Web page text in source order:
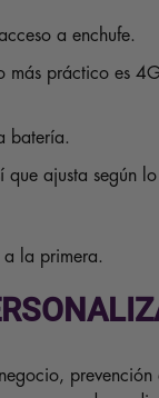
a enchufe.
más práctico es
batería.
que ajusta según
a la primera.
prevención